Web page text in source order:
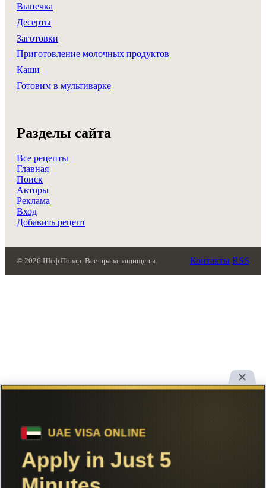
Выпечка
Десерты
Заготовки
Приготовление молочных продуктов
Каши
Готовим в мультиварке
Разделы сайта
Все рецепты
Главная
Поиск
Авторы
Реклама
Вход
Добавить рецепт
© 2026 Шеф Повар. Все права защищены. Контакты RSS